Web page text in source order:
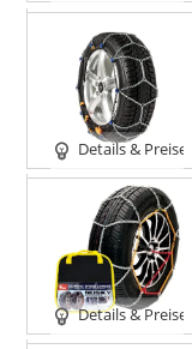
Details & Preise
Details & Preise